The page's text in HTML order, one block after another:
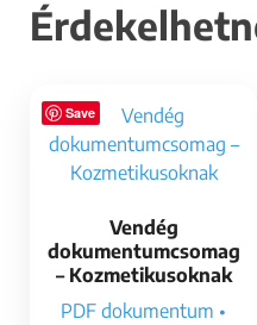
Save
Vendég
dokumentumcsomag
– Kozmetikusoknak
PDF dokumentum •